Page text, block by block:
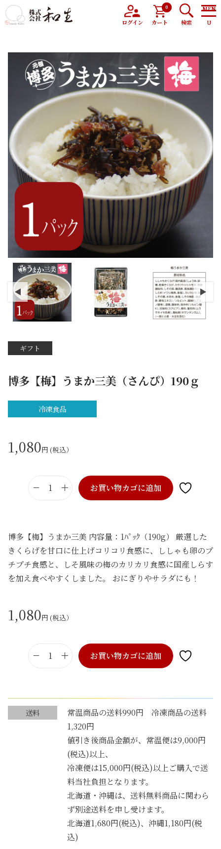
ログイン カート
0
検索
トップ 商品 博多【梅】うまか三美（さんぴ）190ｇ
ギフト
博多【梅】うまか三美（さんぴ）190ｇ
冷凍食品
1,080円 (税込）
博
梅
】
う
ま
美
ん
1
お買い物カゴに追加
博多【梅】うまか三美 内容量：1ﾊﾟｯｸ（190g） 厳選した
きくらげを甘口に仕上げコリコリ食感に、ししゃも卵のプ
チプチ食感と、しそ風味の梅のカリカリ食感に国産しらす
を加え食べやすくしました。 おにぎりやサラダにも！
1,080円 (税込）
博
梅
】
お買い物カゴに追加
送料
常温商品の送料990円 冷凍商品の送料
1,320円
値引き後商品金額が、常温便は9,000円
(税込)以上、
冷凍便は15,000円(税込)以上ご購入で送
料当社負担となります。
北海道・沖縄は、送料無料商品に関わら
ず別途送料を申し受けます。
北海道1,680円(税込)、沖縄1,180円(税
込)